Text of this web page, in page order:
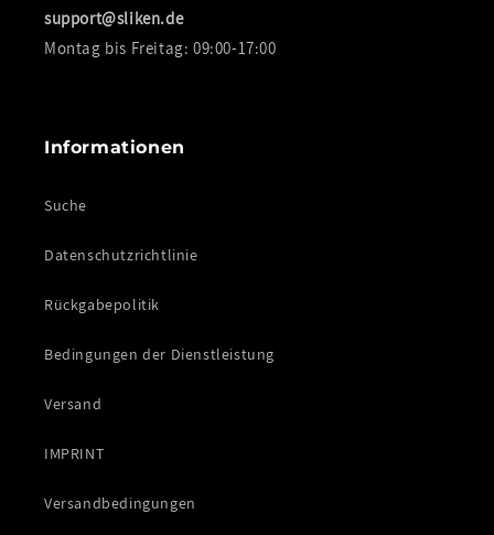
support@sliken.de
Montag bis Freitag: 09:00-17:00
Informationen
Suche
Datenschutzrichtlinie
Rückgabepolitik
Bedingungen der Dienstleistung
Versand
IMPRINT
Versandbedingungen